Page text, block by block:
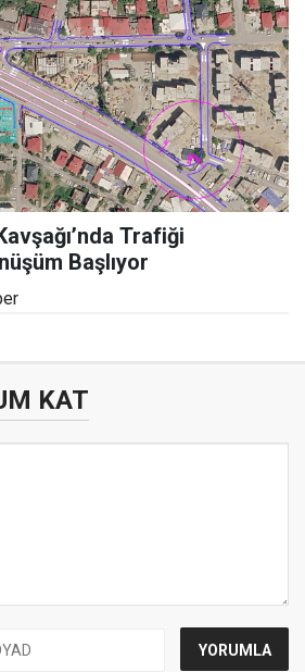
Trafiği
Başlıyor
KAT